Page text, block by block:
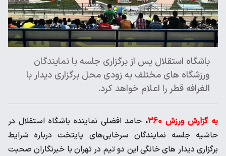
باشگاه استقلال پس از برگزاری جلسه با نمایندگان
ورزشگاه های مختلف به زودی محل برگزاری دیدار با
الغرافه قطر را اعلام خواهد کرد.
به گزارش ورزش 360 ، حامد افضلی نماینده باشگاه استقلال در
حاشیه جلسه نمایندگان سرخابی‌های پایتخت درباره شرایط
برگزاری دیدار های خانگی این دو تیم در تهران با خبرنگاران صحبت